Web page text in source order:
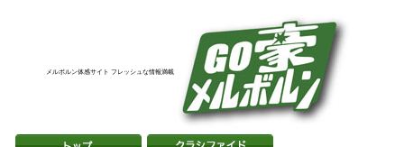
メルボルン体感サイト フレッシュな情報満載